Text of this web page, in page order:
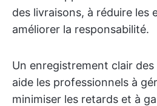
des livraisons, à réduire les
améliorer la responsabilité.
Un enregistrement clair
aide les professionnels à
minimiser les retards et à